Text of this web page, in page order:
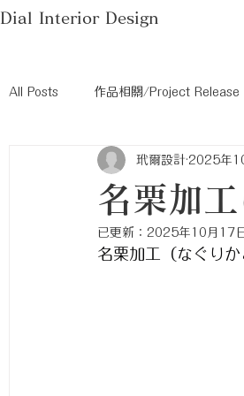
Dial Interior Design
All Posts 作品相關/Project Release
家具介紹/Furniture
名栗加
玳爾設計 2025年
已更新： 2025年10月17日
名栗加工（なぐり